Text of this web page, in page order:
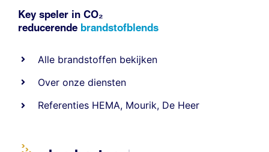
Key speler in CO₂
reducerende brandstofblends
Alle brandstoffen bekijken
Over onze diensten
Referenties HEMA, Mourik, De Heer